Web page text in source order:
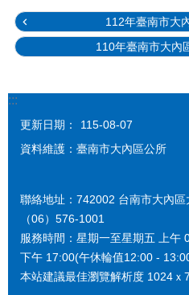
112年臺南市大
110年臺南市大內
:::
更新日期：
115-08-07
資料維護：臺南市大內區公所
聯絡地址：742002 台南市大內
（06）576-1001
服務時間：星期一至星期五 上午
下午 17:00(午休輪值12:00 -
本站建議最佳瀏覽解析度 1024ｘ